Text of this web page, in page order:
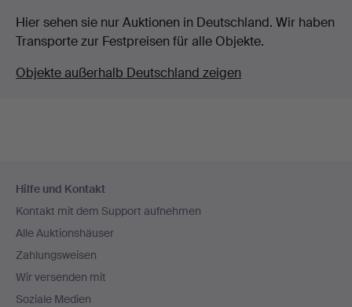
Hier sehen sie nur Auktionen in Deutschland. Wir haben
Transporte zur Festpreisen für alle Objekte.
Objekte außerhalb Deutschland zeigen
Navigation
Hilfe und Kontakt
Kontakt mit dem Support aufnehmen
Alle Auktionshäuser
Zahlungsweisen
Wir versenden mit
Soziale Medien